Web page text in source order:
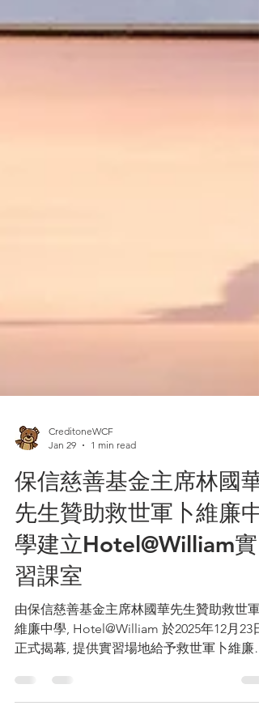
Jan 29
1 min read
保信慈善基金主席林國華
先生贊助救世軍卜維廉中
學建立Hotel@William實
習課室
由保信慈善基金主席林國華先生贊助救世軍
正式揭幕, 提供實習場地給予救世軍卜維廉中
學的學生實習機會, 希望各同學學以至用。